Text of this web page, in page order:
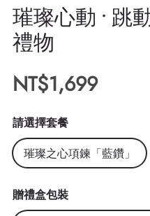
璀璨心動 · 跳
禮物
NT$1,699
請選擇套餐
璀璨之心項鍊「藍鑽」
贈禮盒包裝